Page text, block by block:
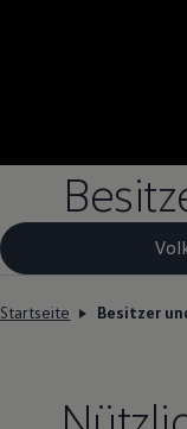
Startseite Besitzer